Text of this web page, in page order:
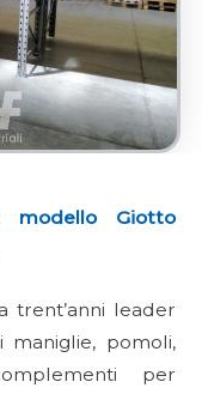
modello Giotto
trent’anni leader
pomoli,
per